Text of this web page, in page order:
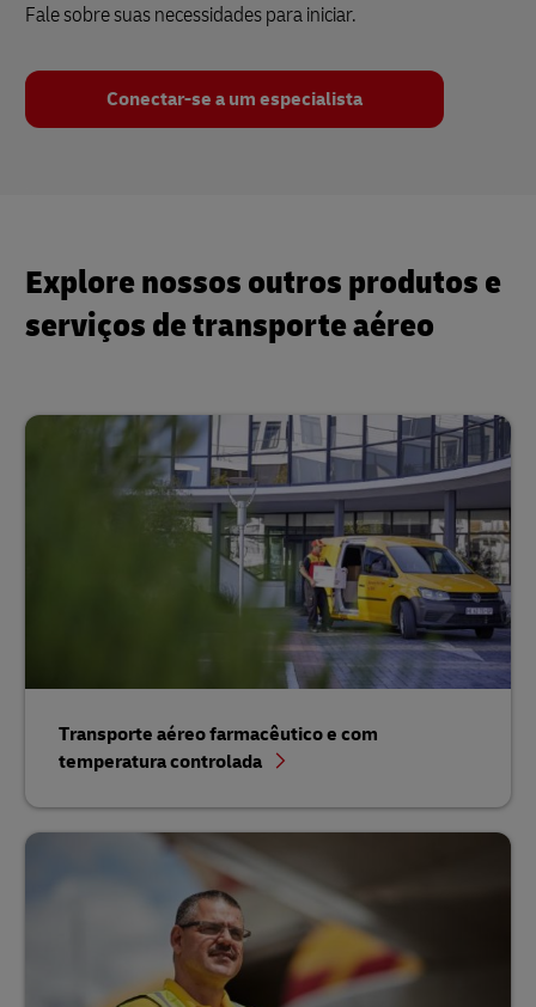
Fale sobre suas necessidades para iniciar.
Conectar-se a um especialista
Explore nossos outros produtos e
serviços de transporte aéreo
Transporte aéreo farmacêutico e com
temperatura controlada